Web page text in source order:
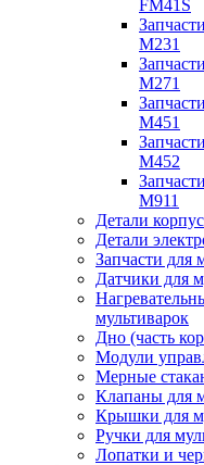
FM41S
M231
M271
M451
M452
M911
Детали
Детали
Запчасти для
Датчики для
мультиварок
Дно (часть
Модули
Мерные
Клапаны для
Крышки для
Ручки для
Лопатки и